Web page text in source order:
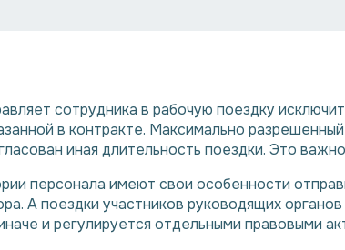
сотрудника в рабочую поездку
в контракте. Максимально
иная длительность поездки. Это
персонала имеют свои особенности
А поездки участников руководящих
и регулируется отдельными правовыми